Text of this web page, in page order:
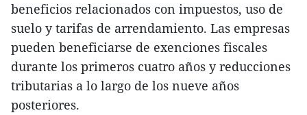
beneficios relacionados con impuestos, uso de
suelo y tarifas de arrendamiento. Las empresas
pueden beneficiarse de exenciones fiscales
durante los primeros cuatro años y reducciones
tributarias a lo largo de los nueve años
posteriores.